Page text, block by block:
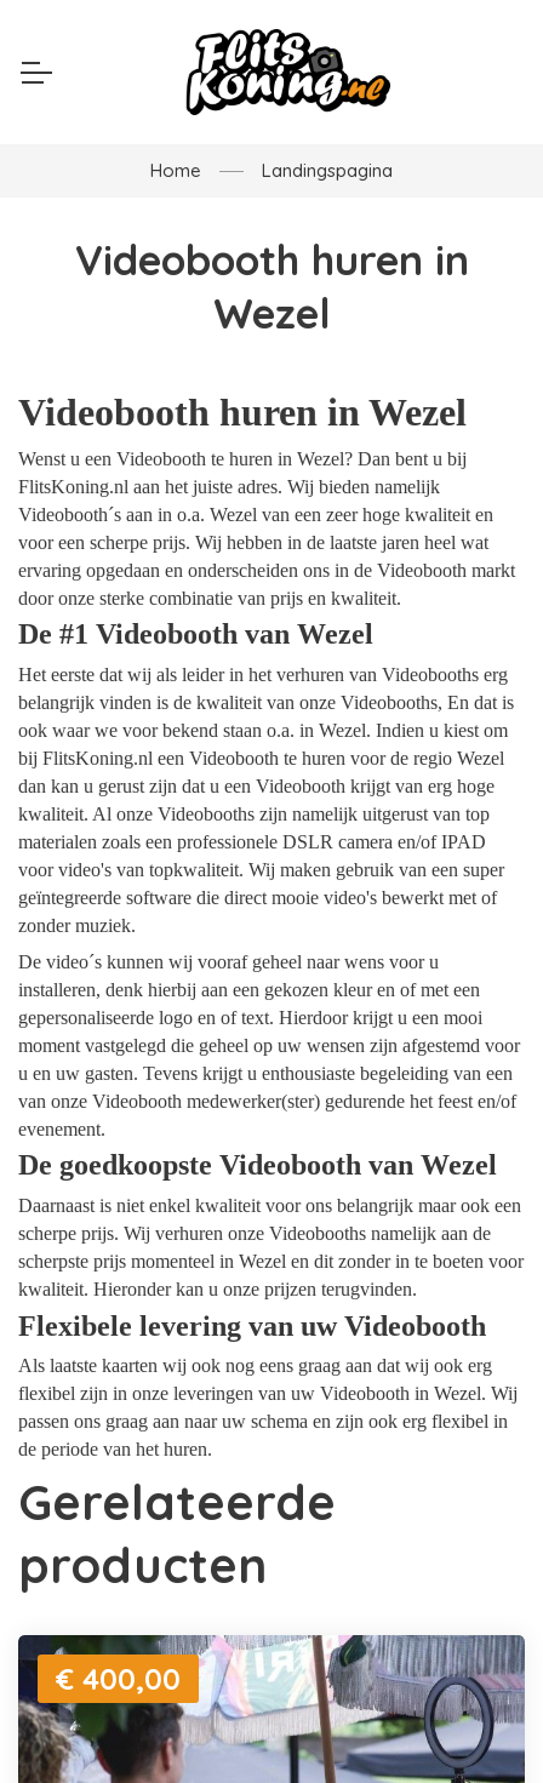
Home Landingspagina
Videobooth huren in
Wezel
Videobooth huren in Wezel
Wenst u een Videobooth te huren in Wezel? Dan bent u bij
FlitsKoning.nl aan het juiste adres. Wij bieden namelijk
Videobooth´s aan in o.a. Wezel van een zeer hoge kwaliteit en
voor een scherpe prijs. Wij hebben in de laatste jaren heel wat
ervaring opgedaan en onderscheiden ons in de Videobooth markt
door onze sterke combinatie van prijs en kwaliteit.
De #1 Videobooth van Wezel
Het eerste dat wij als leider in het verhuren van Videobooths erg
belangrijk vinden is de kwaliteit van onze Videobooths, En dat is
ook waar we voor bekend staan o.a. in Wezel. Indien u kiest om
bij FlitsKoning.nl een Videobooth te huren voor de regio Wezel
dan kan u gerust zijn dat u een Videobooth krijgt van erg hoge
kwaliteit. Al onze Videobooths zijn namelijk uitgerust van top
materialen zoals een professionele DSLR camera en/of IPAD
voor video's van topkwaliteit. Wij maken gebruik van een super
geïntegreerde software die direct mooie video's bewerkt met of
zonder muziek.
De video´s kunnen wij vooraf geheel naar wens voor u
installeren, denk hierbij aan een gekozen kleur en of met een
gepersonaliseerde logo en of text. Hierdoor krijgt u een mooi
moment vastgelegd die geheel op uw wensen zijn afgestemd voor
u en uw gasten. Tevens krijgt u enthousiaste begeleiding van een
van onze Videobooth medewerker(ster) gedurende het feest en/of
evenement.
De goedkoopste Videobooth van Wezel
Daarnaast is niet enkel kwaliteit voor ons belangrijk maar ook een
scherpe prijs. Wij verhuren onze Videobooths namelijk aan de
scherpste prijs momenteel in Wezel en dit zonder in te boeten voor
kwaliteit. Hieronder kan u onze prijzen terugvinden.
Flexibele levering van uw Videobooth
Als laatste kaarten wij ook nog eens graag aan dat wij ook erg
flexibel zijn in onze leveringen van uw Videobooth in Wezel. Wij
passen ons graag aan naar uw schema en zijn ook erg flexibel in
de periode van het huren.
Gerelateerde
producten
€ 400,00